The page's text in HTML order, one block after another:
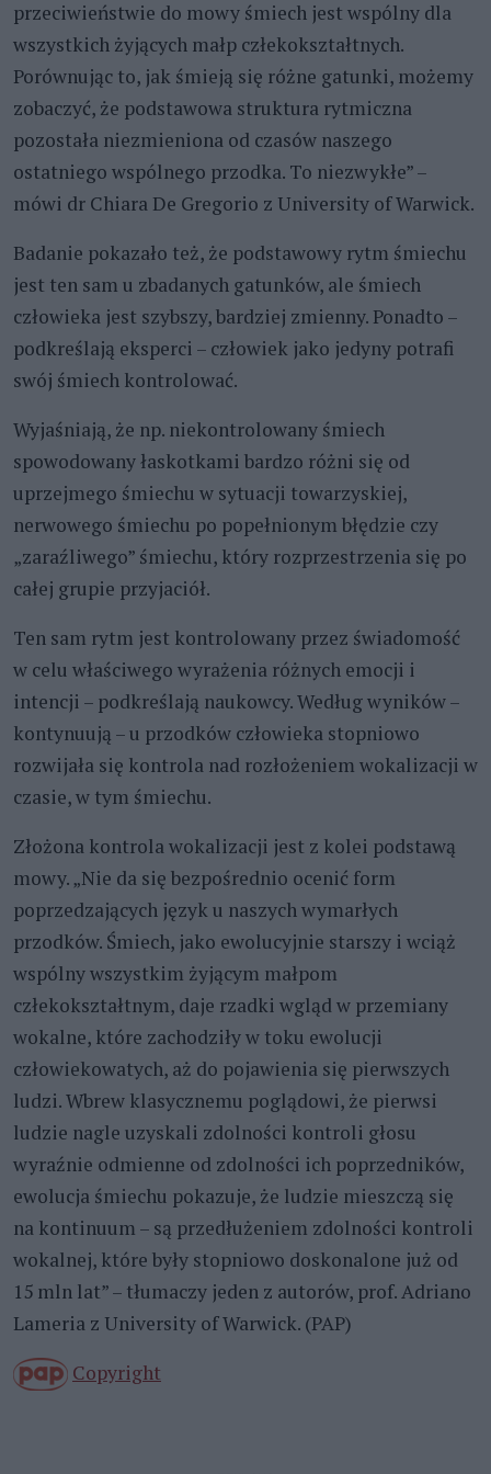
przeciwieństwie do mowy śmiech jest wspólny dla
wszystkich żyjących małp człekokształtnych.
Porównując to, jak śmieją się różne gatunki, możemy
zobaczyć, że podstawowa struktura rytmiczna
pozostała niezmieniona od czasów naszego
ostatniego wspólnego przodka. To niezwykłe” –
mówi dr Chiara De Gregorio z University of Warwick.
Badanie pokazało też, że podstawowy rytm śmiechu
jest ten sam u zbadanych gatunków, ale śmiech
człowieka jest szybszy, bardziej zmienny. Ponadto –
podkreślają eksperci – człowiek jako jedyny potrafi
swój śmiech kontrolować.
Wyjaśniają, że np. niekontrolowany śmiech
spowodowany łaskotkami bardzo różni się od
uprzejmego śmiechu w sytuacji towarzyskiej,
nerwowego śmiechu po popełnionym błędzie czy
„zaraźliwego” śmiechu, który rozprzestrzenia się po
całej grupie przyjaciół.
Ten sam rytm jest kontrolowany przez świadomość
w celu właściwego wyrażenia różnych emocji i
intencji – podkreślają naukowcy. Według wyników –
kontynuują – u przodków człowieka stopniowo
rozwijała się kontrola nad rozłożeniem wokalizacji w
czasie, w tym śmiechu.
Złożona kontrola wokalizacji jest z kolei podstawą
mowy. „Nie da się bezpośrednio ocenić form
poprzedzających język u naszych wymarłych
przodków. Śmiech, jako ewolucyjnie starszy i wciąż
wspólny wszystkim żyjącym małpom
człekokształtnym, daje rzadki wgląd w przemiany
wokalne, które zachodziły w toku ewolucji
człowiekowatych, aż do pojawienia się pierwszych
ludzi. Wbrew klasycznemu poglądowi, że pierwsi
ludzie nagle uzyskali zdolności kontroli głosu
wyraźnie odmienne od zdolności ich poprzedników,
ewolucja śmiechu pokazuje, że ludzie mieszczą się
na kontinuum – są przedłużeniem zdolności kontroli
wokalnej, które były stopniowo doskonalone już od
15 mln lat” – tłumaczy jeden z autorów, prof. Adriano
Lameria z University of Warwick. (PAP)
Copyright